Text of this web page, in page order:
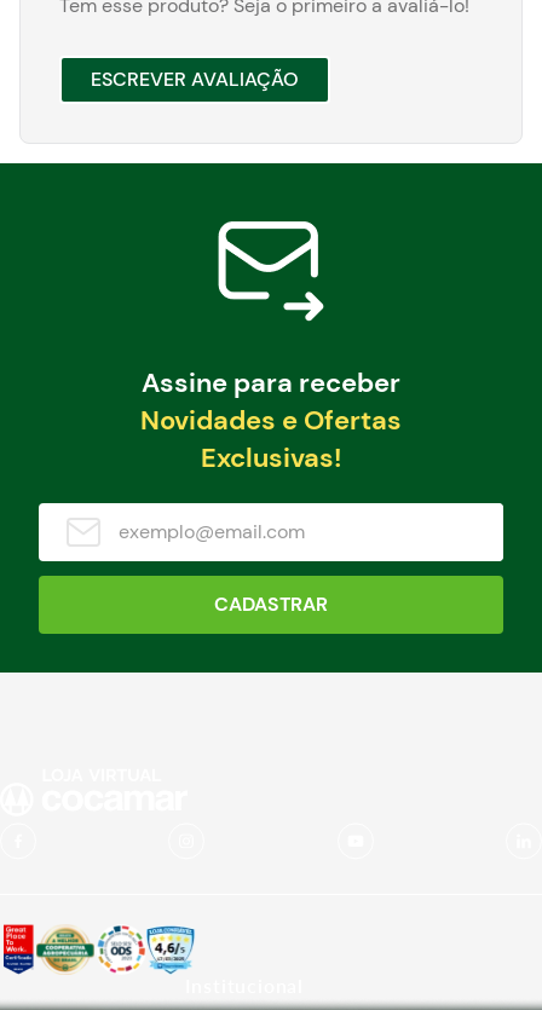
Tem esse produto? Seja o primeiro a avaliá-lo!
ESCREVER AVALIAÇÃO
Assine para receber
Novidades e Ofertas
Exclusivas!
CADASTRAR